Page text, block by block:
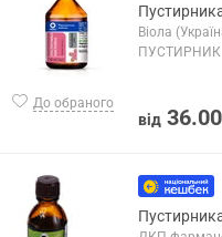
До обраного
Віола
ПУСТИРНИК
від 36.00